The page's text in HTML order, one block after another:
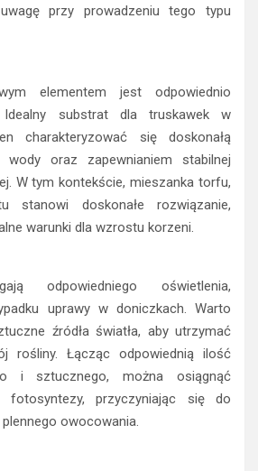
przy prowadzeniu tego typu
elementem jest odpowiednio
Idealny substrat dla truskawek w
charakteryzować się doskonałą
wody oraz zapewnianiem stabilnej
W tym kontekście, mieszanka torfu,
stanowi doskonałe rozwiązanie,
warunki dla wzrostu korzeni.
odpowiedniego oświetlenia,
uprawy w doniczkach. Warto
źródła światła, aby utrzymać
rośliny. Łącząc odpowiednią ilość
i sztucznego, można osiągnąć
fotosyntezy, przyczyniając się do
owocowania.